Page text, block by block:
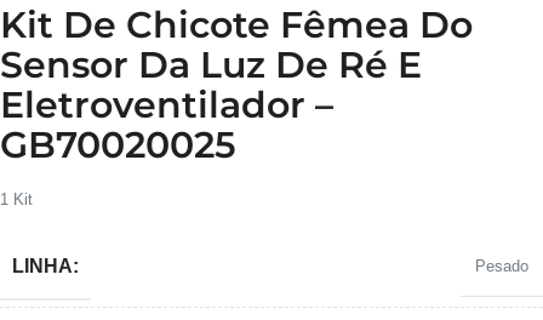
Kit De Chicote Fêmea Do
Sensor Da Luz De Ré E
Eletroventilador –
GB70020025
1 Kit
LINHA: Pesado